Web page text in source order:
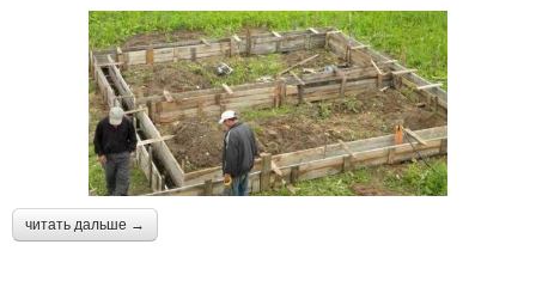
читать дальше →